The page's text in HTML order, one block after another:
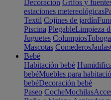
Decoración Grifos y
estaciones metereológicas
Textil Cojines de jardín
Piscina PlegableLimpieza
Juguetes Columpios
Mascotas ComederosJaulas
Bebé
Habitación bebé
bebéMuebles para
bebéDecoración bebé
Paseo CocheMochilas